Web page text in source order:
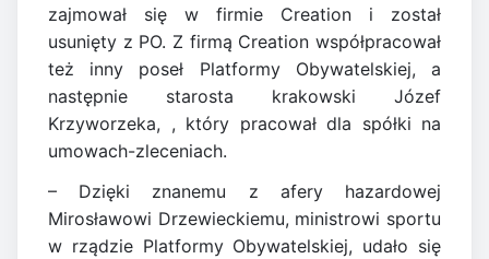
zajmował się w firmie Creation i został
usunięty z PO. Z firmą Creation współpracował
też inny poseł Platformy Obywatelskiej, a
następnie starosta krakowski Józef
Krzyworzeka, , który pracował dla spółki na
umowach-zleceniach.
– Dzięki znanemu z afery hazardowej
Mirosławowi Drzewieckiemu, ministrowi sportu
w rządzie Platformy Obywatelskiej, udało się